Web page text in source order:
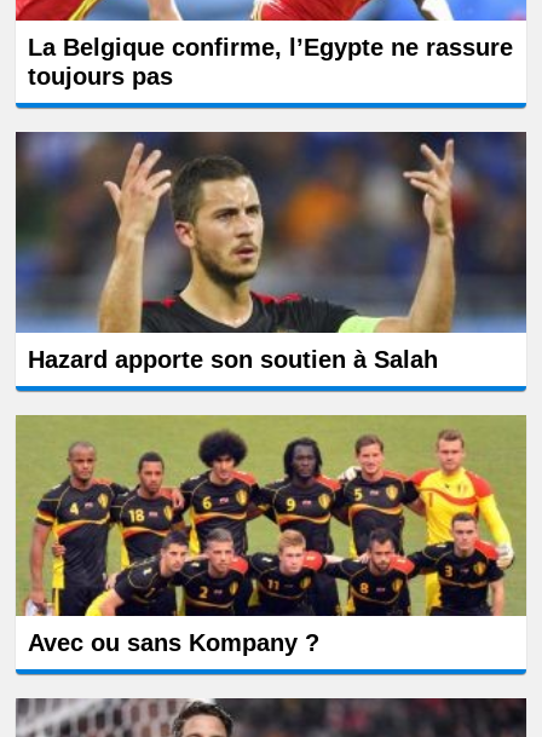
La Belgique confirme, l’Egypte ne rassure
toujours pas
Hazard apporte son soutien à Salah
Avec ou sans Kompany ?